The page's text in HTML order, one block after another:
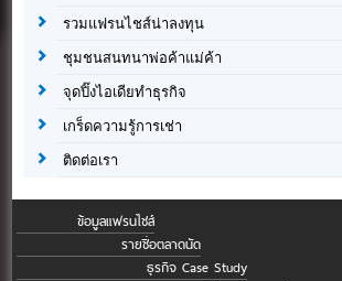
รวมแฟรนไชส์น่าลงทุน
ชุมชนสนทนาพ่อค้าแม่ค้า
จุดปิ๊งไอเดียทำธุรกิจ
เกร็ดความรู้การเช่า
ติดต่อเรา
ข้อมูลแฟรนไชส์
รายชื่อตลาดนัด
ธุรกิจ Case Study